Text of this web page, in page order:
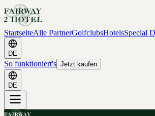
StartseiteAlle PartnerGolfclubsHotelsSpecial
DE
So funktioniert's Jetzt kaufen
DE